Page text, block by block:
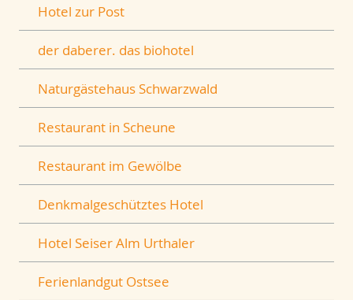
Hotel zur Post
der daberer. das biohotel
Naturgästehaus Schwarzwald
Restaurant in Scheune
Restaurant im Gewölbe
Denkmalgeschütztes Hotel
Hotel Seiser Alm Urthaler
Ferienlandgut Ostsee